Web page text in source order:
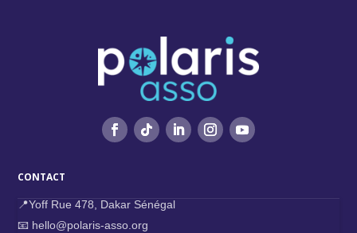
CONTACT
📍Yoff Rue 478, Dakar Sénégal
📧 hello@polaris-asso.org